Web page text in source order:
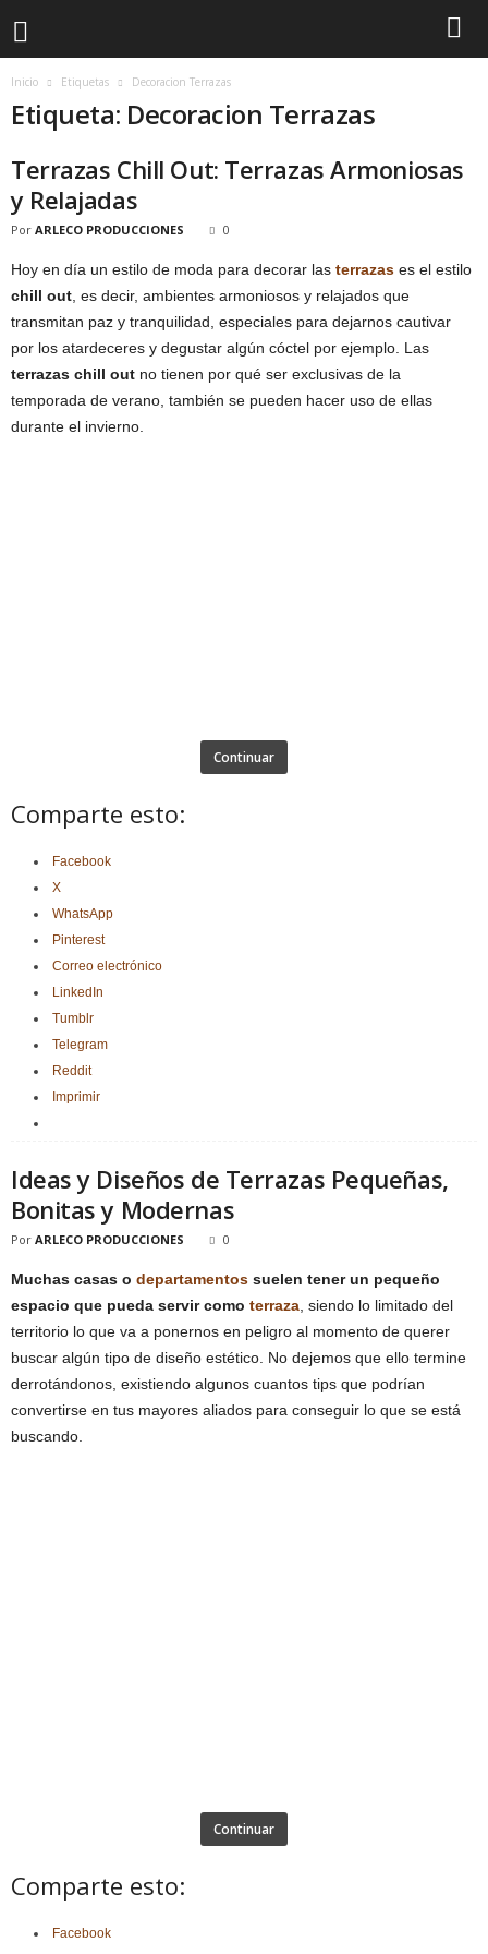
Inicio Etiquetas Decoracion Terrazas
Etiqueta: Decoracion Terrazas
Terrazas Chill Out: Terrazas Armoniosas
y Relajadas
Por ARLECO PRODUCCIONES 0
Hoy en día un estilo de moda para decorar las terrazas es el estilo
chill out , es decir, ambientes armoniosos y relajados que
transmitan paz y tranquilidad, especiales para dejarnos cautivar
por los atardeceres y degustar algún cóctel por ejemplo. Las
terrazas chill out no tienen por qué ser exclusivas de la
temporada de verano, también se pueden hacer uso de ellas
durante el invierno.
Continuar
Comparte esto:
Facebook
X
WhatsApp
Pinterest
Correo electrónico
LinkedIn
Tumblr
Telegram
Reddit
Imprimir
Ideas y Diseños de Terrazas Pequeñas,
Bonitas y Modernas
Por ARLECO PRODUCCIONES 0
Muchas casas o departamentos suelen tener un pequeño
espacio que pueda servir como terraza , siendo lo limitado del
territorio lo que va a ponernos en peligro al momento de querer
buscar algún tipo de diseño estético. No dejemos que ello termine
derrotándonos, existiendo algunos cuantos tips que podrían
convertirse en tus mayores aliados para conseguir lo que se está
buscando.
Continuar
Comparte esto:
Facebook